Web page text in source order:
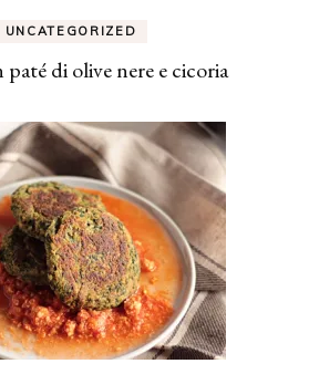
UNCATEGORIZED
di olive nere e cicoria